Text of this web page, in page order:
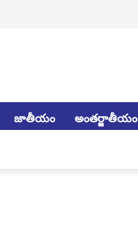
జాతీయం అంతర్జాతీయం